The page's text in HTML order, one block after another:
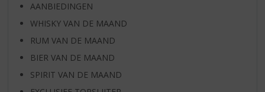
AANBIEDINGEN
WHISKY VAN DE MAAND
RUM VAN DE MAAND
BIER VAN DE MAAND
SPIRIT VAN DE MAAND